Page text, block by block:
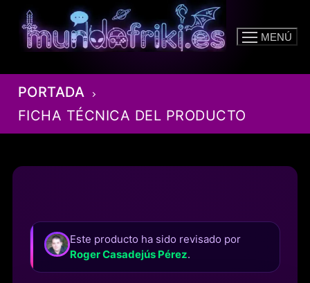
contenido
MENÚ
PORTADA
FICHA TÉCNICA DEL PRODUCTO
Este producto ha sido revisado por
Roger Casadejús Pérez.